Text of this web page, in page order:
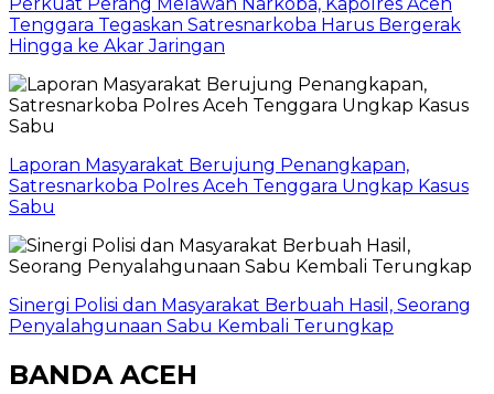
Perkuat Perang Melawan Narkoba, Kapolres Aceh
Tenggara Tegaskan Satresnarkoba Harus Bergerak
Hingga ke Akar Jaringan
Laporan Masyarakat Berujung Penangkapan,
Satresnarkoba Polres Aceh Tenggara Ungkap Kasus
Sabu
Sinergi Polisi dan Masyarakat Berbuah Hasil, Seorang
Penyalahgunaan Sabu Kembali Terungkap
BANDA ACEH